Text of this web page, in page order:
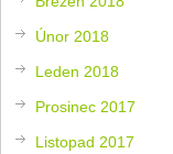
Únor 2018
Leden 2018
Prosinec 2017
Listopad 2017